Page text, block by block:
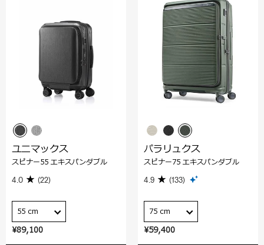
¥89,100
ユニマックス
スピナー55 エキスパンダブル
4.0 (22)
55 cm
¥59,400
パラリュクス
スピナー75 エキスパンダブル
4.9 (133)
75 cm